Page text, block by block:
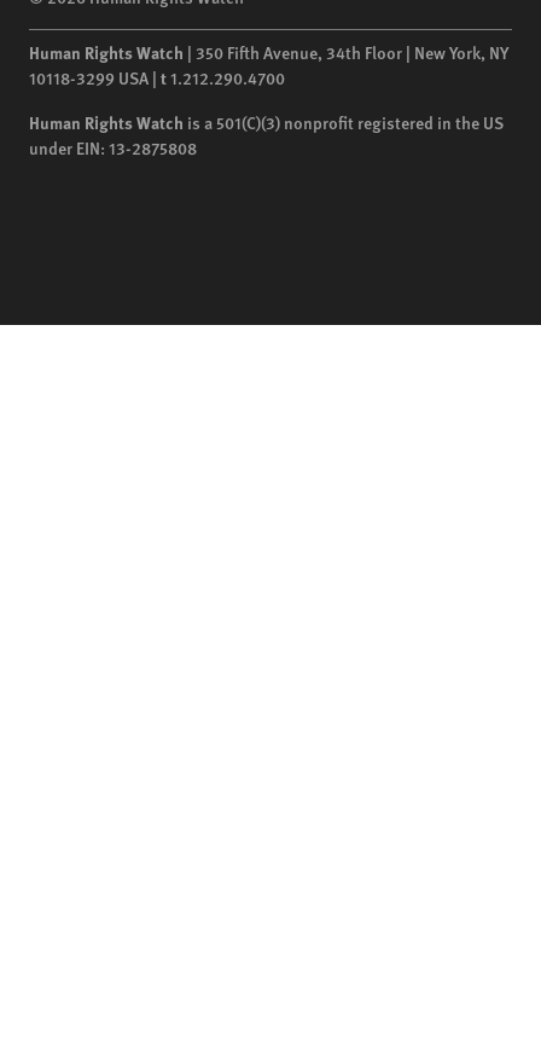
Human Rights Watch | 350 Fifth Avenue, 34th Floor | New York, NY
10118-3299 USA | t1.212.290.4700
Human Rights Watch is a 501(C)(3) nonprofit registered in the US
under EIN: 13-2875808